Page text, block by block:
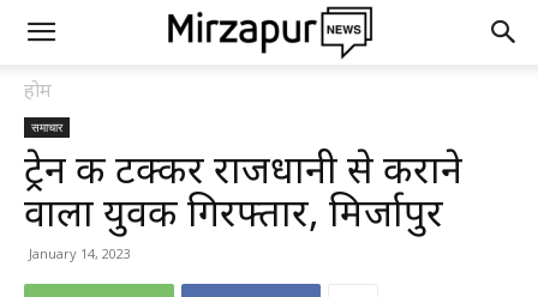
होम
समाचार
ट्रेन की टक्कर राजधानी से कराने
वाला युवक गिरफ्तार, मिर्जापुर
January 14, 2023